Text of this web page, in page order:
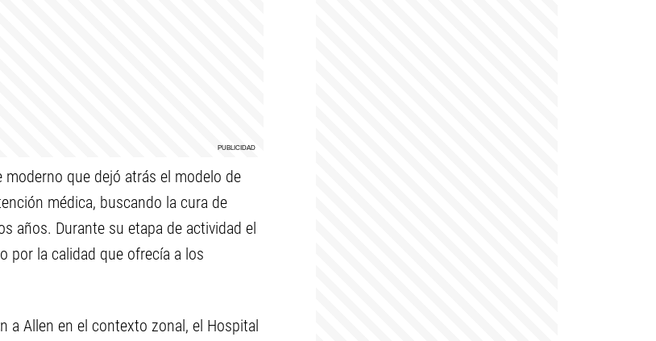
que dejó atrás el modelo de
médica, buscando la cura de
años. Durante su etapa de actividad el
por la calidad que ofrecía a los
a Allen en el contexto zonal, el Hospital